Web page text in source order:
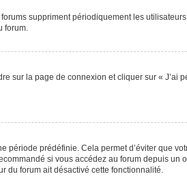
suppriment périodiquement les
forum.
sur la page de connexion et cliquer sur « J’ai
prédéfinie. Cela permet d’éviter que
si vous accédez au forum depuis un
du forum ait désactivé cette fonctionnalité.